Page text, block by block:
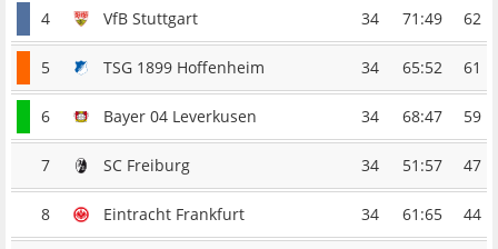
4 VfB Stuttgart 34 71:49 62
5 TSG 1899 Hoffenheim 34 65:52 61
6 Bayer 04 Leverkusen 34 68:47 59
7 SC Freiburg 34 51:57 47
8 Eintracht Frankfurt 34 61:65 44